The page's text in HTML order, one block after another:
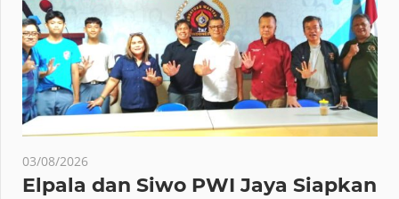
03/08/2026
Elpala dan Siwo PWI Jaya Siapkan